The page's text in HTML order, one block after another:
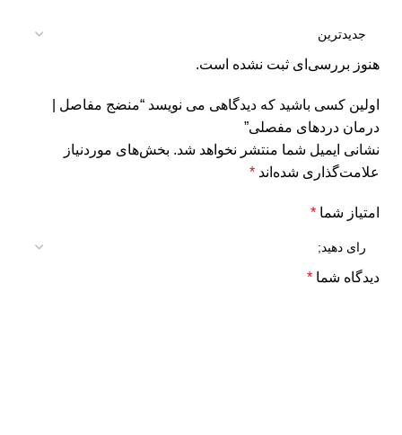
هنوز بررسی‌ای ثبت نشده است.
اولین کسی باشید که دیدگاهی می نویسد “منضج مفاصل |
درمان دردهای مفصلی”
نشانی ایمیل شما منتشر نخواهد شد. بخش‌های موردنیاز
علامت‌گذاری شده‌اند *
امتیاز شما *
دیدگاه شما *